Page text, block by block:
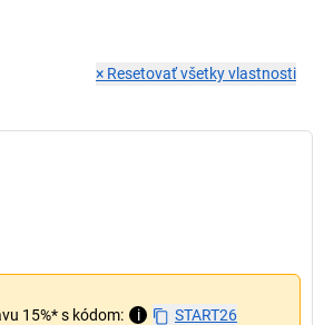
× Resetovať všetky vlastnosti
15%* s kódom:
i START26